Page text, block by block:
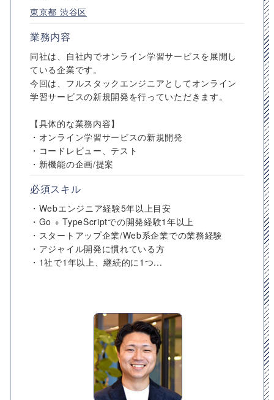
東京都 渋谷区
業務内容
同社は、自社内でオンライン学習サービスを展開し
ている企業です。
今回は、フルスタックエンジニアとしてオンライン
学習サービスの新規開発を行っていただきます。
【具体的な業務内容】
・オンライン学習サービスの新規開発
・コードレビュー、テスト
・新機能の企画/提案
必須スキル
・Webエンジニア経験5年以上目安
・Go + TypeScriptでの開発経験1年以上
・スタートアップ企業/Web系企業での業務経験
・アジャイル開発に慣れている方
・1社で1年以上、継続的に1つ...